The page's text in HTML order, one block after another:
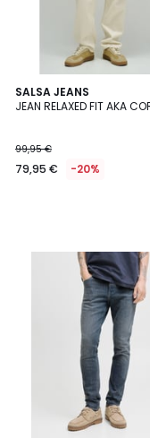
SALSA JEANS
JEAN RELAXED FIT AKA
99,95 €
79,95 € -20%